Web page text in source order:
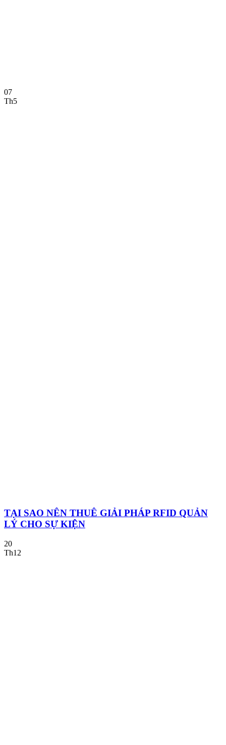
07
Th5
TẠI SAO NÊN THUÊ GIẢI PHÁP RFID QUẢN
LÝ CHO SỰ KIỆN
20
Th12